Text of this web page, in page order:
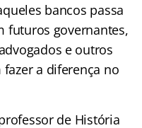
bancos passa
futuros governantes,
e outros
a diferença no
de História